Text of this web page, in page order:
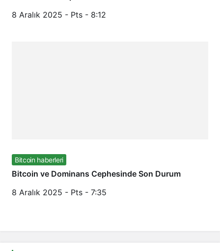
8 Aralık 2025 - Pts - 8:12
Bitcoin haberleri
Bitcoin ve Dominans Cephesinde Son Durum
8 Aralık 2025 - Pts - 7:35